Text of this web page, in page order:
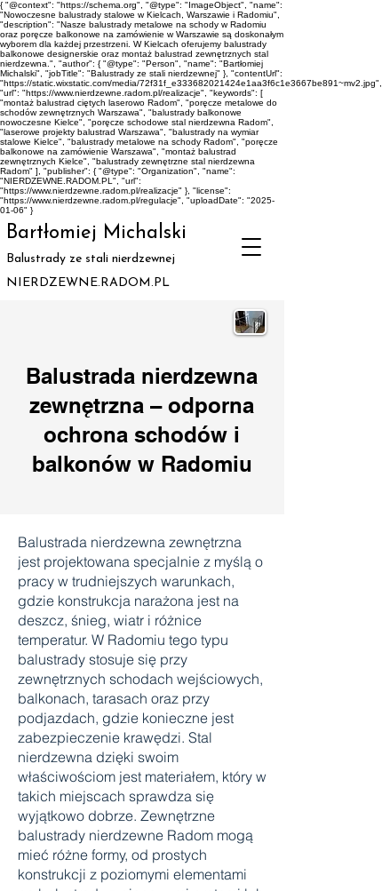
{ "@context": "https://schema.org", "@type": "ImageObject", "name":
"Nowoczesne balustrady stalowe w Kielcach, Warszawie i Radomiu",
"description": "Nasze balustrady metalowe na schody w Radomiu
oraz poręcze balkonowe na zamówienie w Warszawie są doskonałym
wyborem dla każdej przestrzeni. W Kielcach oferujemy balustrady
balkonowe designerskie oraz montaż balustrad zewnętrznych stal
nierdzewna.", "author": { "@type": "Person", "name": "Bartłomiej
Michalski", "jobTitle": "Balustrady ze stali nierdzewnej" }, "contentUrl":
"https://static.wixstatic.com/media/72f31f_e333682021424e1aa3f6c1e3667be891~mv2.jpg",
"url": "https://www.nierdzewne.radom.pl/realizacje", "keywords": [
"montaż balustrad ciętych laserowo Radom", "poręcze metalowe do
schodów zewnętrznych Warszawa", "balustrady balkonowe
nowoczesne Kielce", "poręcze schodowe stal nierdzewna Radom",
"laserowe projekty balustrad Warszawa", "balustrady na wymiar
stalowe Kielce", "balustrady metalowe na schody Radom", "poręcze
balkonowe na zamówienie Warszawa", "montaż balustrad
zewnętrznych Kielce", "balustrady zewnętrzne stal nierdzewna
Radom" ], "publisher": { "@type": "Organization", "name":
"NIERDZEWNE.RADOM.PL", "url":
"https://www.nierdzewne.radom.pl/realizacje" }, "license":
"https://www.nierdzewne.radom.pl/regulacje", "uploadDate": "2025-
01-06" }
Bartłomiej Michalski
Balustrady ze stali nierdzewnej
NIERDZEWNE.RADOM.PL
Balustrada nierdzewna
zewnętrzna – odporna
ochrona schodów i
balkonów w Radomiu
Balustrada nierdzewna zewnętrzna
jest projektowana specjalnie z myślą o
pracy w trudniejszych warunkach,
gdzie konstrukcja narażona jest na
deszcz, śnieg, wiatr i różnice
temperatur. W Radomiu tego typu
balustrady stosuje się przy
zewnętrznych schodach wejściowych,
balkonach, tarasach oraz przy
podjazdach, gdzie konieczne jest
zabezpieczenie krawędzi. Stal
nierdzewna dzięki swoim
właściwościom jest materiałem, który w
takich miejscach sprawdza się
wyjątkowo dobrze. Zewnętrzne
balustrady nierdzewne Radom mogą
mieć różne formy, od prostych
konstrukcji z poziomymi elementami